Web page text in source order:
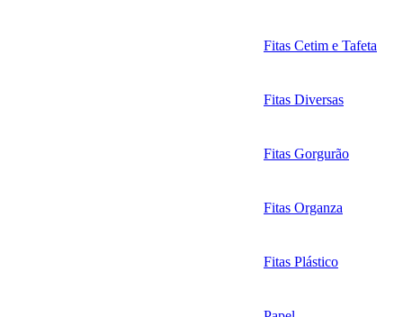
Fitas Cetim e Tafeta
Fitas Diversas
Fitas Gorgurão
Fitas Organza
Fitas Plástico